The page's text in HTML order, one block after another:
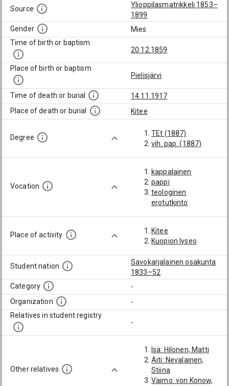
Source
Ylioppilasmatrikkeli 1853–
1899
Gender
Mies
Time of birth or baptism
20.12.1859
Place of birth or baptism
Pielisjärvi
Time of death or burial
14.11.1917
Place of death or burial
Kitee
Degree
TEt (1887)
vih. pap. (1887)
Vocation
kappalainen
pappi
teologinen
erotutkinto
Place of activity
Kitee
Kuopion lyseo
Student nation
Savokarjalainen osakunta
1833–52
Category
-
Organization
-
Relatives in student registry
-
Other relatives
Isä: Hilonen, Matti
Äiti: Nevalainen,
Stiina
Vaimo: von Konow,